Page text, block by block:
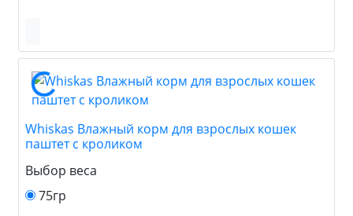
Whiskas Влажный корм для взрослых кошек
паштет с кроликом
Выбор веса
75гр